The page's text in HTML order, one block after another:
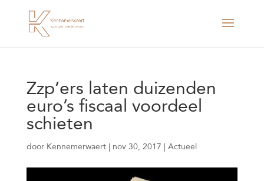
Zzp’ers laten duizenden
euro’s fiscaal voordeel
schieten
door Kennemerwaert| nov 30, 2017 | Actueel